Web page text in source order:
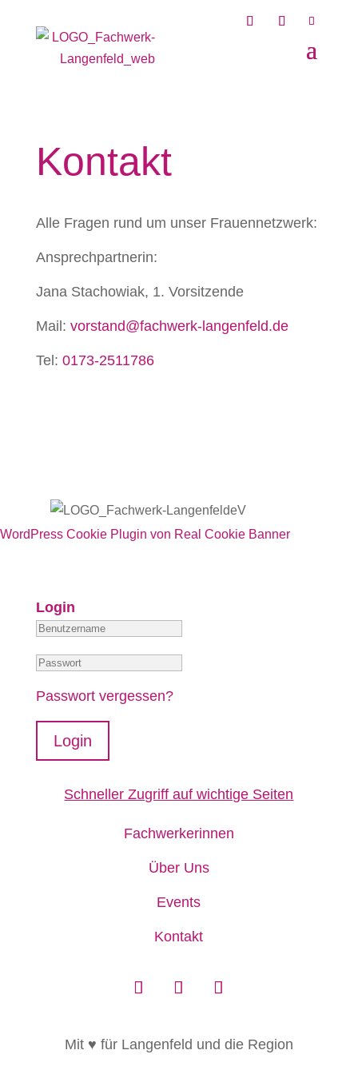
Kontakt
Alle Fragen rund um unser Frauennetzwerk:
Ansprechpartnerin:
Jana Stachowiak, 1. Vorsitzende
Mail: vorstand@fachwerk-langenfeld.de
Tel: 0173-2511786
Login
Passwort vergessen?
Login
Schneller Zugriff auf wichtige Seiten
Fachwerkerinnen
Über Uns
Events
Kontakt
Mit ♥ für Langenfeld und die Region
WordPress Cookie Plugin von Real Cookie Banner